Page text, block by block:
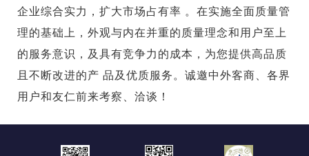
企业综合实力，扩大市场占有率 。在实施全面质量管
理的基础上，外观与内在并重的质量理念和用户至上
的服务意识，及具有竞争力的成本，为您提供高品质
且不断改进的产 品及优质服务。诚邀中外客商、各界
用户和友仁前来考察、洽谈！